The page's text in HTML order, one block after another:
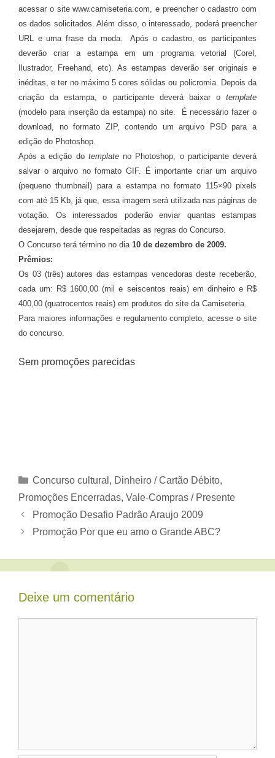
acessar o site www.camiseteria.com, e preencher o cadastro com
os dados solicitados. Além disso, o interessado, poderá preencher
URL e uma frase da moda.
Após o cadastro, os participantes
deverão criar a estampa em um programa vetorial (Corel,
Ilustrador, Freehand, etc). As estampas deverão ser originais e
inéditas, e ter no máximo 5 cores sólidas ou policromia. Depois da
criação da estampa, o participante deverá baixar o template
(modelo para inserção da estampa) no site. É necessário fazer o
download, no formato ZIP, contendo um arquivo PSD para a
edição do Photoshop.
Após a edição do templateno Photoshop, o participante deverá
salvar o arquivo no formato GIF. É importante criar um arquivo
(pequeno thumbnail) para a estampa no formato 115×90 pixels
com até 15 Kb, já que, essa imagem será utilizada nas páginas de
votação. Os interessados poderão enviar quantas estampas
desejarem, desde que respeitadas as regras do Concurso.
O Concurso terá término no dia 10 de dezembro de 2009.
Prêmios:
Os 03 (três) autores das estampas vencedoras deste receberão,
cada um: R$ 1600,00 (mil e seiscentos reais) em dinheiro e R$
400,00 (quatrocentos reais) em produtos do site da Camiseteria.
Para maiores informações e regulamento completo, acesse o site
do concurso.
Sem promoções parecidas
Categorias
Concurso cultural , Dinheiro / Cartão Débito,
Promoções Encerradas, Vale-Compras / Presente
Promoção Desafio Padrão Araujo 2009
Promoção Por que eu amo o Grande ABC?
Deixe um comentário